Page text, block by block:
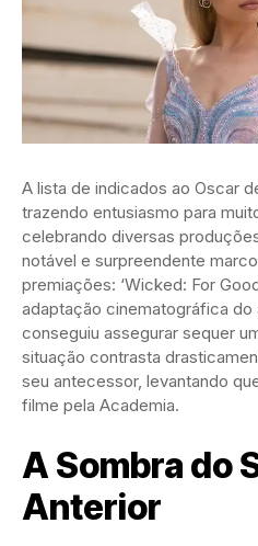
A lista de indicados ao Oscar
trazendo entusiasmo para
celebrando diversas
notável e surpreendente
premiações: ‘Wicked: For
adaptação cinematográfica do
conseguiu assegurar sequer
situação contrasta
seu antecessor, levantando
filme pela Academia.
A Sombra do
Anterior